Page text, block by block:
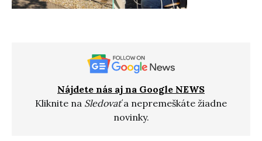
Nájdete nás aj na Google NEWS
Kliknite na Sledovaťa nepremeškáte žiadne
novinky.